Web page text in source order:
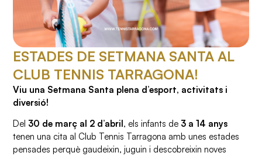
ESTADES DE SETMANA SANTA AL
CLUB TENNIS TARRAGONA!
Viu una Setmana Santa plena d’esport, activitats i
diversió!
Del 30 de març al 2 d’abril , els infants de 3 a 14 anys
tenen una cita al Club Tennis Tarragona amb unes estades
pensades perquè gaudeixin, juguin i descobreixin noves